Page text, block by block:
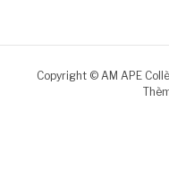
Copyright © AM APE